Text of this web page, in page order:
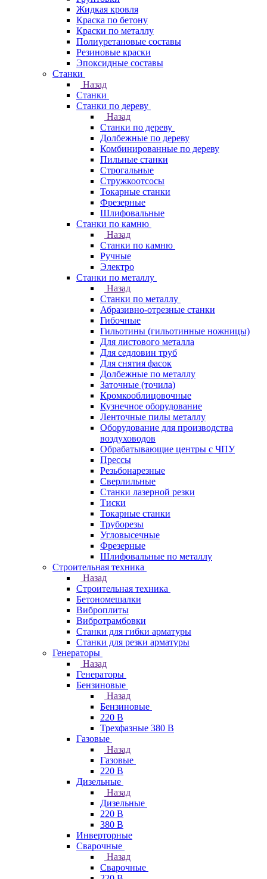
Жидкая кровля
Краска по бетону
Краски по металлу
Полиуретановые составы
Резиновые краски
Эпоксидные составы
Станки
Назад
Станки
Станки по дереву
Назад
Станки по дереву
Долбежные по дереву
Комбинированные по дереву
Пильные станки
Строгальные
Стружкоотсосы
Токарные станки
Фрезерные
Шлифовальные
Станки по камню
Назад
Станки по камню
Ручные
Электро
Станки по металлу
Назад
Станки по металлу
Абразивно-отрезные станки
Гибочные
Гильотины (гильотинные ножницы)
Для листового металла
Для седловин труб
Для снятия фасок
Долбежные по металлу
Заточные (точила)
Кромкооблицовочные
Кузнечное оборудование
Ленточные пилы металлу
Оборудование для производства
воздуховодов
Обрабатывающие центры с ЧПУ
Прессы
Резьбонарезные
Сверлильные
Станки лазерной резки
Тиски
Токарные станки
Труборезы
Угловысечные
Фрезерные
Шлифовальные по металлу
Строительная техника
Назад
Строительная техника
Бетономешалки
Виброплиты
Вибротрамбовки
Станки для гибки арматуры
Станки для резки арматуры
Генераторы
Назад
Генераторы
Бензиновые
Назад
Бензиновые
220 В
Трехфазные 380 В
Газовые
Назад
Газовые
220 В
Дизельные
Назад
Дизельные
220 В
380 В
Инверторные
Сварочные
Назад
Сварочные